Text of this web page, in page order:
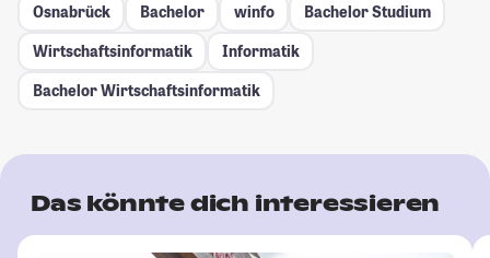
Osnabrück Bachelor winfo
Bachelor Studium
Wirtschaftsinformatik
Informatik
Bachelor Wirtschaftsinformatik
Das könnte dich interessieren